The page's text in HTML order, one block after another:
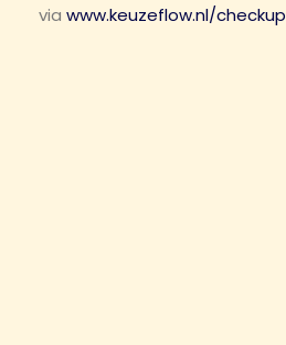
via www.keuzeflow.nl/checkup